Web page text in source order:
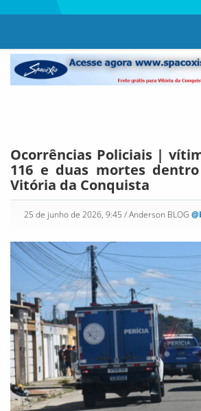
Ocorrências Policiais |
116 e duas mortes
Vitória da Conquista
25 de junho de 2026, 9:45 / Anderson BLOG